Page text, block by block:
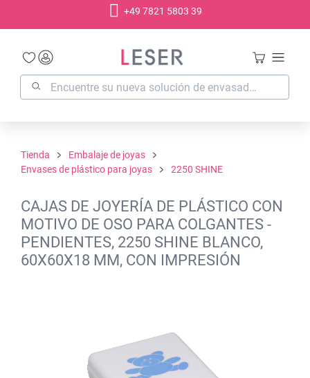
+49 7821 5803 39
Tienda
Embalaje de joyas
Envases de plástico para joyas
2250 SHINE
CAJAS DE JOYERÍA DE PLÁSTICO CON
MOTIVO DE OSO PARA COLGANTES -
PENDIENTES, 2250 SHINE BLANCO,
60X60X18 MM, CON IMPRESIÓN